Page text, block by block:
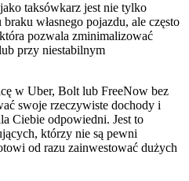
taksówkarz jest nie tylko
własnego pojazdu, ale często
pozwala zminimalizować
przy niestabilnym
w Uber, Bolt lub FreeNow bez
swoje rzeczywiste dochody i
Ciebie odpowiedni. Jest to
którzy nie są pewni
od razu zainwestować dużych